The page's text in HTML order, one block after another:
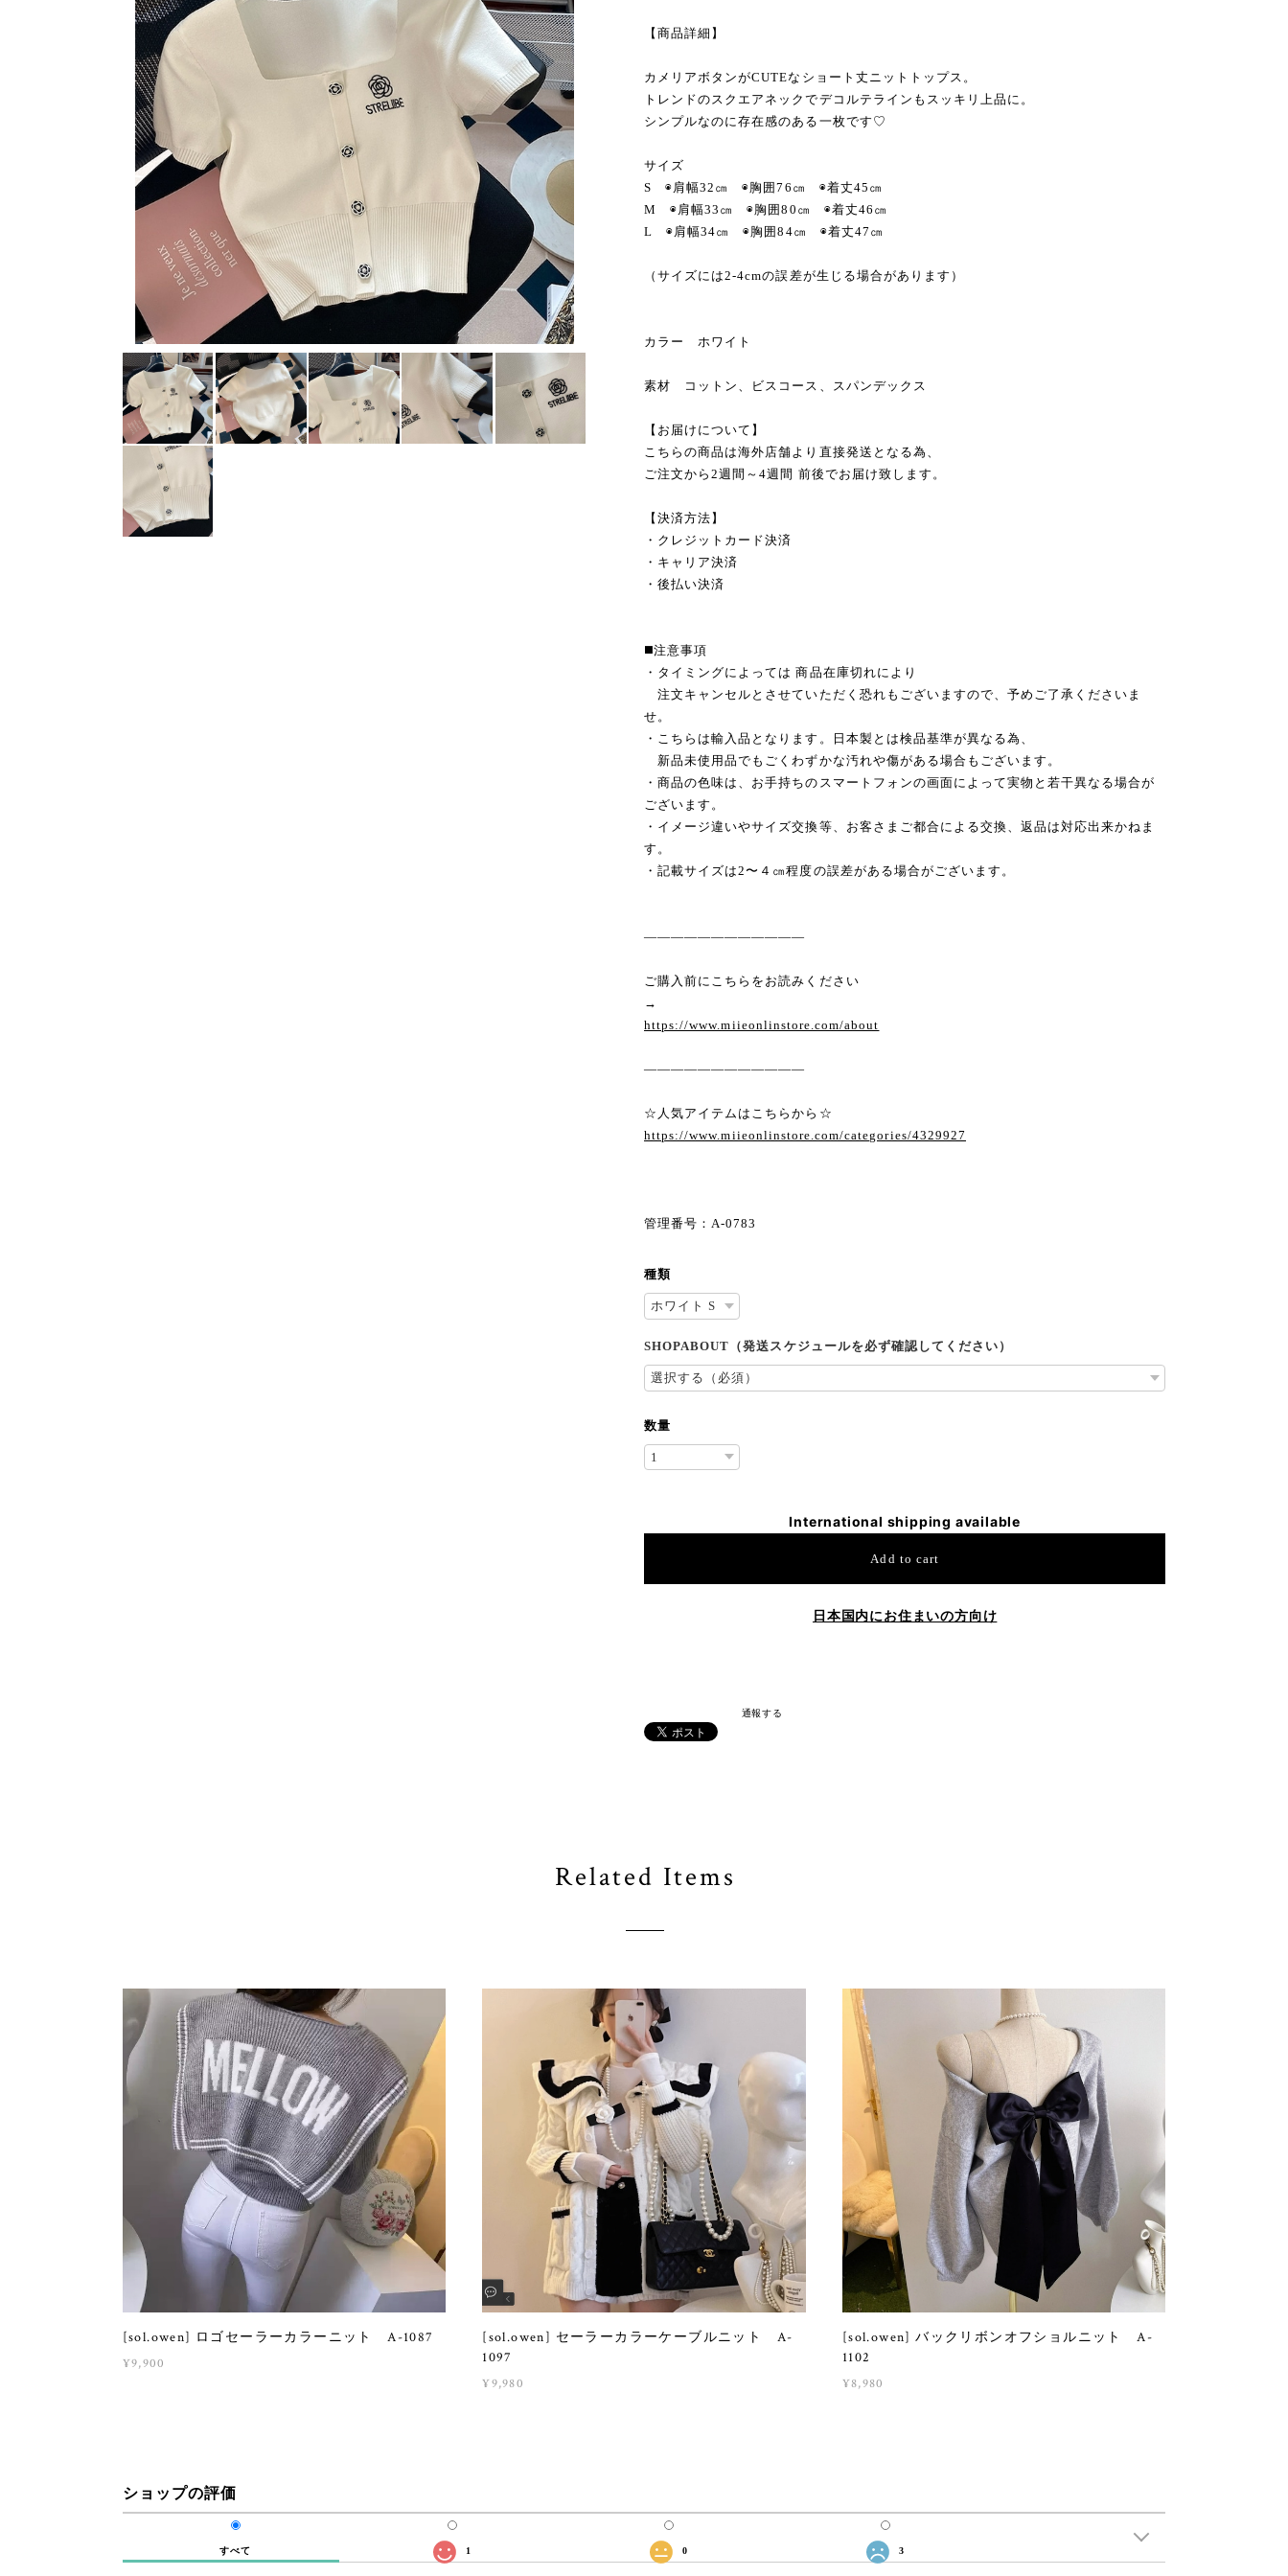
【商品詳細】
カメリアボタンがCUTEなショート丈ニットトップス。
トレンドのスクエアネックでデコルテラインもスッキリ上品に。
シンプルなのに存在感のある一枚です♡
サイズ
S ◉肩幅32㎝ ◉胸囲76㎝ ◉着丈45㎝
M ◉肩幅33㎝ ◉胸囲80㎝ ◉着丈46㎝
L ◉肩幅34㎝ ◉胸囲84㎝ ◉着丈47㎝
（サイズには2-4cmの誤差が生じる場合があります）
カラー ホワイト
素材 コットン、ビスコース、スパンデックス
【お届けについて】
こちらの商品は海外店舗より直接発送となる為、
ご注文から2週間～4週間 前後でお届け致します。
【決済方法】
・クレジットカード決済
・キャリア決済
・後払い決済
◼️注意事項
・タイミングによっては 商品在庫切れにより
注文キャンセルとさせていただく恐れもございますので、予めご了承くださいま
せ。
・こちらは輸入品となります。日本製とは検品基準が異なる為、
新品未使用品でもごくわずかな汚れや傷がある場合もございます。
・商品の色味は、お手持ちのスマートフォンの画面によって実物と若干異なる場合が
ございます。
・イメージ違いやサイズ交換等、お客さまご都合による交換、返品は対応出来かねま
す。
・記載サイズは2〜４㎝程度の誤差がある場合がございます。
————————————
ご購入前にこちらをお読みください
→
https://www.miieonlinstore.com/about
————————————
☆人気アイテムはこちらから☆
https://www.miieonlinstore.com/categories/4329927
管理番号：A-0783
種類
SHOPABOUT（発送スケジュールを必ず確認してください）
数量
International shipping available
Add to cart
日本国内にお住まいの方向け
通報する
Related Items
[sol.owen] ロゴセーラーカラーニット A-1087
¥9,900
[sol.owen] セーラーカラーケーブルニット A-
1097
¥9,980
[sol.owen] バックリボンオフショルニット A-
1102
¥8,980
ショップの評価
すべて 1 0 3